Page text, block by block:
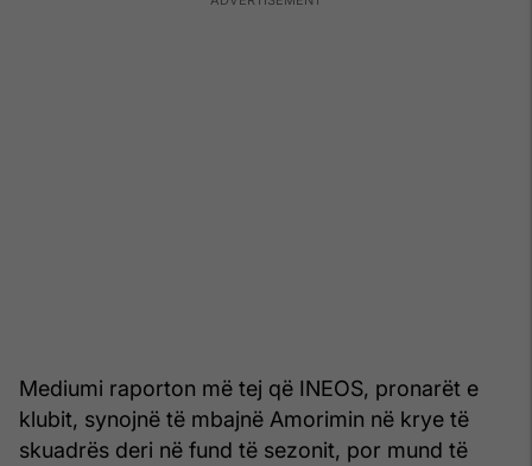
Mediumi raporton më tej që INEOS, pronarët e
klubit, synojnë të mbajnë Amorimin në krye të
skuadrës deri në fund të sezonit, por mund të